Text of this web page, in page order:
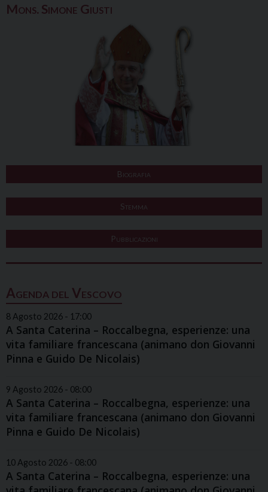
Mons. Simone Giusti
Biografia
Stemma
Pubblicazioni
Agenda del Vescovo
8 Agosto 2026 - 17:00
A Santa Caterina – Roccalbegna, esperienze: una
vita familiare francescana (animano don Giovanni
Pinna e Guido De Nicolais)
9 Agosto 2026 - 08:00
A Santa Caterina – Roccalbegna, esperienze: una
vita familiare francescana (animano don Giovanni
Pinna e Guido De Nicolais)
10 Agosto 2026 - 08:00
A Santa Caterina – Roccalbegna, esperienze: una